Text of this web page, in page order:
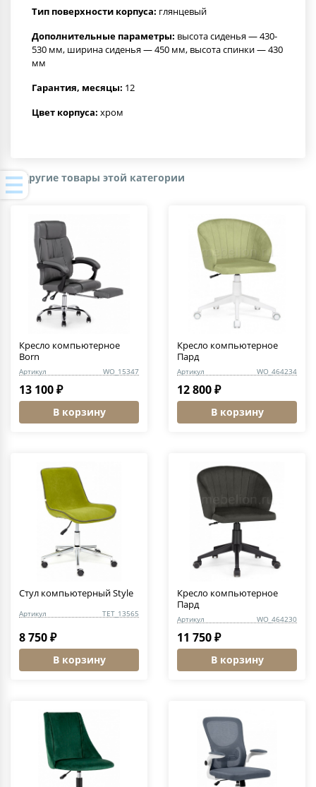
Тип поверхности корпуса: глянцевый
Дополнительные параметры: высота сиденья — 430-
530 мм, ширина сиденья — 450 мм, высота спинки — 430
мм
Гарантия, месяцы: 12
Цвет корпуса: хром
Другие товары этой категории
Кресло компьютерное
Born
Артикул WO_15347
13 100 ₽
В корзину
Кресло компьютерное
Пард
Артикул WO_464234
12 800 ₽
В корзину
Стул компьютерный Style
Артикул TET_13565
8 750 ₽
В корзину
Кресло компьютерное
Пард
Артикул WO_464230
11 750 ₽
В корзину